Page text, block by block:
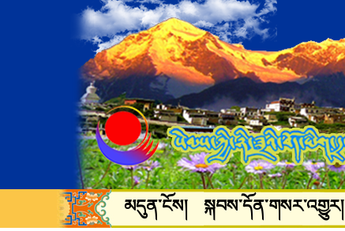
མདུན་ངོས། སྐབས་དོན་གསར་འགྱུར།